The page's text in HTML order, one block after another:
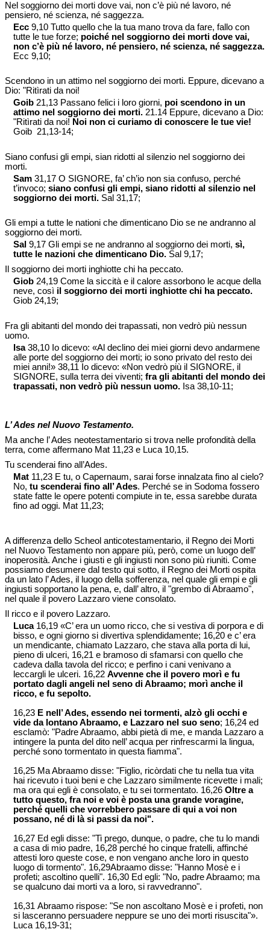
Nel soggiorno dei morti dove vai, non c’è più né lavoro, né
pensiero, né scienza, né saggezza.
Ecc 9,10 Tutto quello che la tua mano trova da fare, fallo con
tutte le tue forze; poiché nel soggiorno dei morti dove vai,
non c’è più né lavoro, né pensiero, né scienza, né saggezza.
Ecc 9,10;
Scendono in un attimo nel soggiorno dei morti. Eppure, dicevano a
Dio: "Ritìrati da noi!
Goib 21,13 Passano felici i loro giorni, poi scendono in un
attimo nel soggiorno dei morti. 21.14 Eppure, dicevano a Dio:
"Ritìrati da noi! Noi non ci curiamo di conoscere le tue vie!
Goib 21,13-14;
Siano confusi gli empi, sian ridotti al silenzio nel soggiorno dei
morti.
Sam 31,17 O SIGNORE, fa’ ch’io non sia confuso, perché
t’invoco; siano confusi gli empi, siano ridotti al silenzio nel
soggiorno dei morti. Sal 31,17;
Gli empi a tutte le nationi che dimenticano Dio se ne andranno al
soggiorno dei morti.
Sal 9,17 Gli empi se ne andranno al soggiorno dei morti, sì,
tutte le nazioni che dimenticano Dio. Sal 9,17;
Il soggiorno dei morti inghiotte chi ha peccato.
Giob 24,19 Come la siccità e il calore assorbono le acque della
neve, così il soggiorno dei morti inghiotte chi ha peccato.
Giob 24,19;
Fra gli abitanti del mondo dei trapassati, non vedrò più nessun
uomo.
Isa38,10 Io dicevo: «Al declino dei miei giorni devo andarmene
alle porte del soggiorno dei morti; io sono privato del resto dei
miei anni!» 38,11 Io dicevo: «Non vedrò più il SIGNORE, il
SIGNORE, sulla terra dei viventi; fra gli abitanti del mondo dei
trapassati, non vedrò più nessun uomo. Isa 38,10-11;
L’ Ades nel Nuovo Testamento.
Ma anche l’ Ades neotestamentario si trova nelle profondità della
terra, come affermano Mat 11,23 e Luca 10,15.
Tu scenderai fino all’Ades.
Mat 11,23 E tu, o Capernaum, sarai forse innalzata fino al cielo?
No, tu scenderai fino all’ Ades. Perché se in Sodoma fossero
state fatte le opere potenti compiute in te, essa sarebbe durata
fino ad oggi. Mat 11,23;
A differenza dello Scheol anticotestamentario, il Regno dei Morti
nel Nuovo Testamento non appare più, però, come un luogo dell’
inoperosità. Anche i giusti e gli ingiusti non sono più riuniti. Come
possiamo desumere dal testo qui sotto, il Regno dei Morti ospita
da un lato l’ Ades, il luogo della sofferenza, nel quale gli empi e gli
ingiusti sopportano la pena, e, dall’ altro, il "grembo di Abraamo",
nel quale il povero Lazzaro viene consolato.
Il ricco e il povero Lazzaro.
Luca16,19 «C’ era un uomo ricco, che si vestiva di porpora e di
bisso, e ogni giorno si divertiva splendidamente; 16,20 e c’ era
un mendicante, chiamato Lazzaro, che stava alla porta di lui,
pieno di ulceri, 16,21 e bramoso di sfamarsi con quello che
cadeva dalla tavola del ricco; e perfino i cani venivano a
leccargli le ulceri. 16,22 Avvenne che il povero morì e fu
portato dagli angeli nel seno di Abraamo; morì anche il
ricco, e fu sepolto.
16,23 E nell’ Ades, essendo nei tormenti, alzò gli occhi e
vide da lontano Abraamo, e Lazzaro nel suo seno; 16,24 ed
esclamò: "Padre Abraamo, abbi pietà di me, e manda Lazzaro a
intingere la punta del dito nell’ acqua per rinfrescarmi la lingua,
perché sono tormentato in questa fiamma".
16,25 Ma Abraamo disse: "Figlio, ricòrdati che tu nella tua vita
hai ricevuto i tuoi beni e che Lazzaro similmente ricevette i mali;
ma ora qui egli è consolato, e tu sei tormentato. 16,26 Oltre a
tutto questo, fra noi e voi è posta una grande voragine,
perché quelli che vorrebbero passare di qui a voi non
possano, né di là si passi da noi".
16,27 Ed egli disse: "Ti prego, dunque, o padre, che tu lo mandi
a casa di mio padre, 16,28 perché ho cinque fratelli, affinché
attesti loro queste cose, e non vengano anche loro in questo
luogo di tormento". 16,29Abraamo disse: "Hanno Mosè e i
profeti; ascoltino quelli". 16,30 Ed egli: "No, padre Abraamo; ma
se qualcuno dai morti va a loro, si ravvedranno".
16,31 Abraamo rispose: "Se non ascoltano Mosè e i profeti, non
si lasceranno persuadere neppure se uno dei morti risuscita"».
Luca 16,19-31;